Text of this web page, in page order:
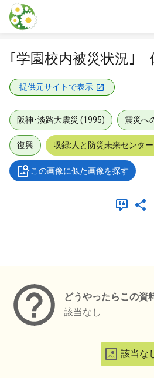
本文に飛ぶ
｢学園校内被災状況｣
提供元サイトで表示
阪神・淡路大震災 (1995) 震災へ
復興 収録:人と防災未来センタ
この画像に似た画像を探す
どうやったらこの資
該当なし
該当な